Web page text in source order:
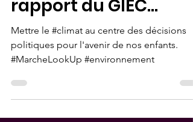
Silence sur le dernier
rapport du GIEC...
Mettre le #climat au centre des décisions
#MarcheLookUp #environnement